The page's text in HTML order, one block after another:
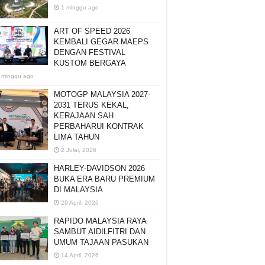
1 minggu ago
ART OF SPEED 2026
KEMBALI GEGAR MAEPS
DENGAN FESTIVAL
KUSTOM BERGAYA
minggu ago
MOTOGP MALAYSIA 2027-
2031 TERUS KEKAL,
KERAJAAN SAH
PERBAHARUI KONTRAK
LIMA TAHUN
2 Julai, 2026
HARLEY-DAVIDSON 2026
BUKA ERA BARU PREMIUM
DI MALAYSIA
29 April, 2026
RAPIDO MALAYSIA RAYA
SAMBUT AIDILFITRI DAN
UMUM TAJAAN PASUKAN
14 April, 2026